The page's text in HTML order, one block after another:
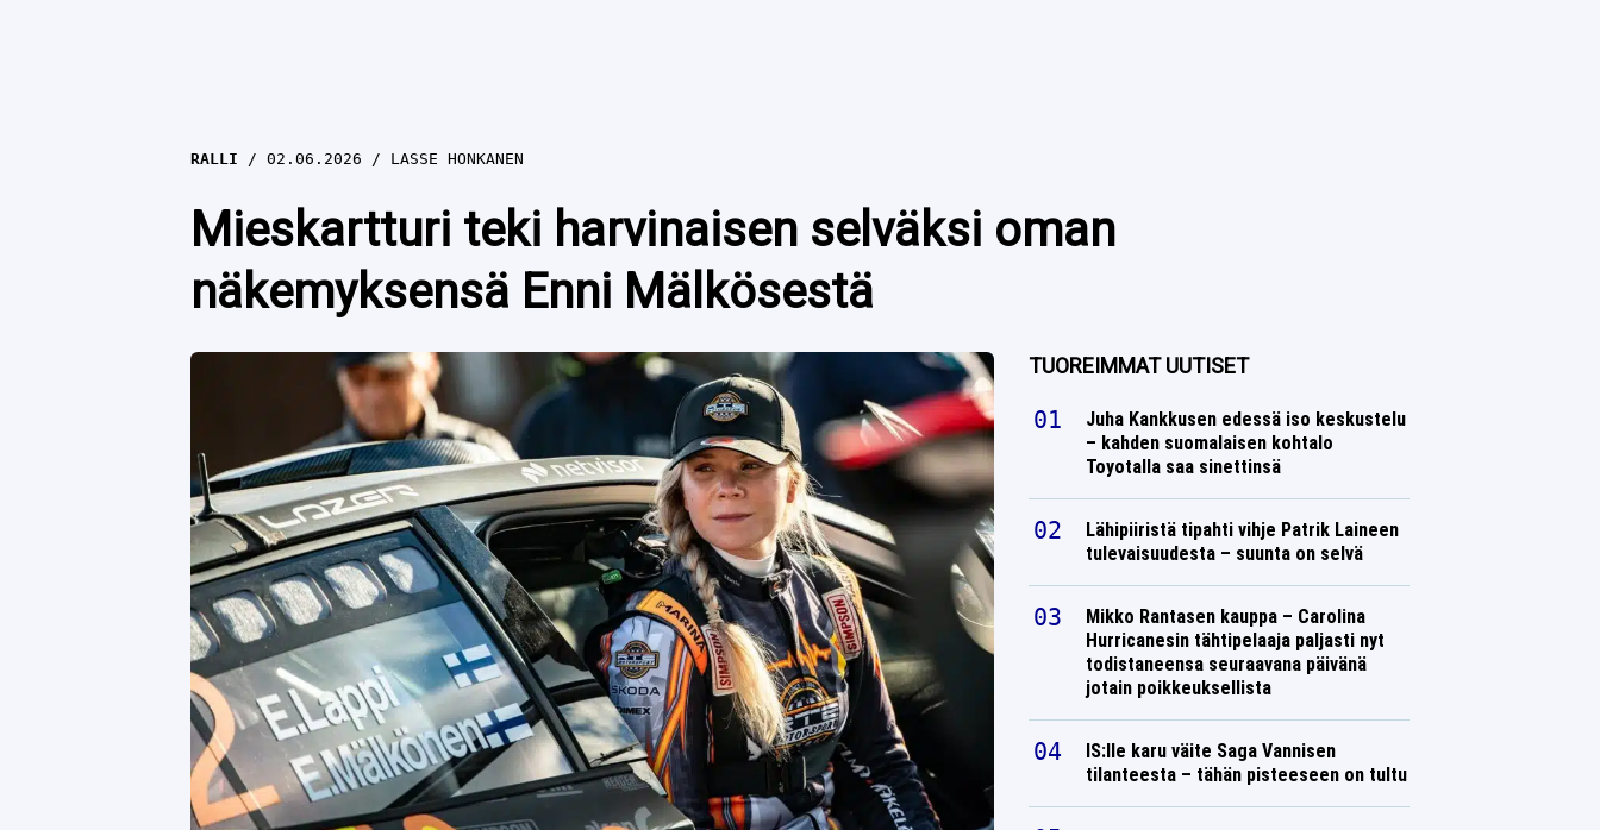
RALLI 02.06.2026 LASSE HONKANEN
Mieskartturi teki harvinaisen selväksi oman
näkemyksensä Enni Mälkösestä
TUOREIMMAT UUTISET
Juha Kankkusen edessä iso keskustelu
– kahden suomalaisen kohtalo
Toyotalla saa sinettinsä
Lähipiiristä tipahti vihje Patrik Laineen
tulevaisuudesta – suunta on selvä
Mikko Rantasen kauppa – Carolina
Hurricanesin tähtipelaaja paljasti nyt
todistaneensa seuraavana päivänä
jotain poikkeuksellista
IS:lle karu väite Saga Vannisen
tilanteesta – tähän pisteeseen on tultu